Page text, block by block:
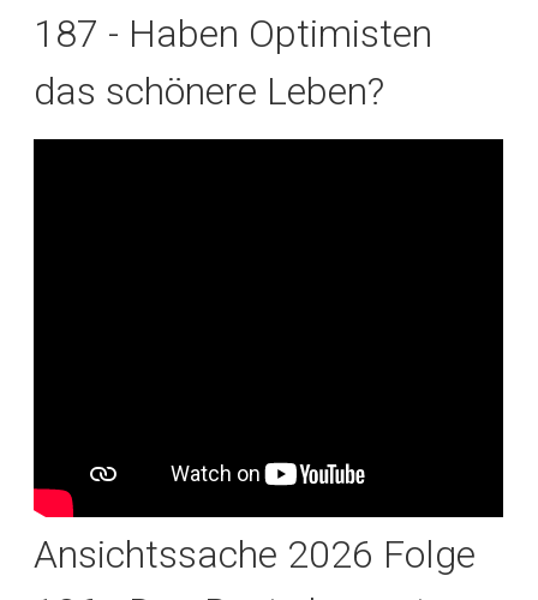
187 - Haben Optimisten
das schönere Leben?
Ansichtssache 2026 Folge